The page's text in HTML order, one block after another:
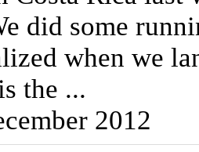
did some
when we
the ...
2012